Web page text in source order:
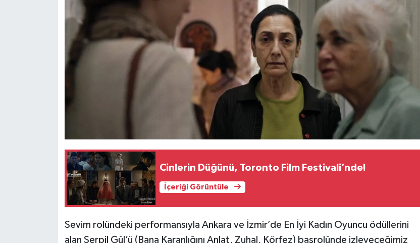
Cinlerin Düğünü, Toronto Film Festivali’nde!
İçeriği Görüntüle
Sevim rolündeki performansıyla Ankara ve İzmir’de En İyi Kadın Oyuncu ödüllerini
alan Serpil Gül’ü (Bana Karanlığını Anlat, Zuhal, Körfez) başrolünde izleyeceğimiz